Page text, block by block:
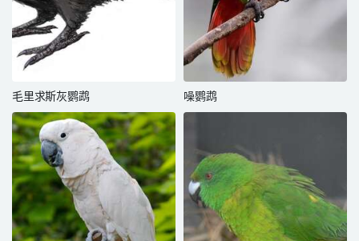
毛里求斯灰鹦鹉 噪鹦鹉